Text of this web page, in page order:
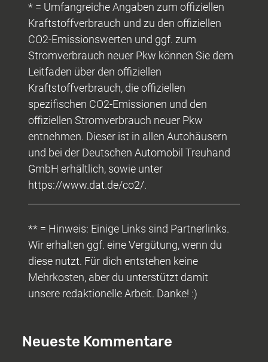
* = Umfangreiche Angaben zum offiziellen
Kraftstoffverbrauch und zu den offiziellen
CO2-Emissionswerten und ggf. zum
Stromverbrauch neuer Pkw können Sie dem
Leitfaden über den offiziellen
Kraftstoffverbrauch, die offiziellen
spezifischen CO2-Emissionen und den
offiziellen Stromverbrauch neuer Pkw
entnehmen. Dieser ist in allen Autohäusern
und bei der Deutschen Automobil Treuhand
GmbH erhältlich, sowie unter
https://www.dat.de/co2/.
** = Hinweis: Einige Links sind Partnerlinks.
Wir erhalten ggf. eine Vergütung, wenn du
diese nutzt. Für dich entstehen keine
Mehrkosten, aber du unterstützt damit
unsere redaktionelle Arbeit. Danke! :)
Neueste Kommentare